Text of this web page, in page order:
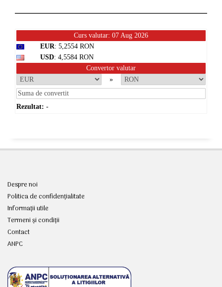
Curs valutar: 07 Aug 2026
EUR: 5,2554 RON
USD: 4,5584 RON
Convertor valutar
»
Rezultat: -
Despre noi
Politica de confidențialitate
Informații utile
Termeni și condiții
Contact
ANPC